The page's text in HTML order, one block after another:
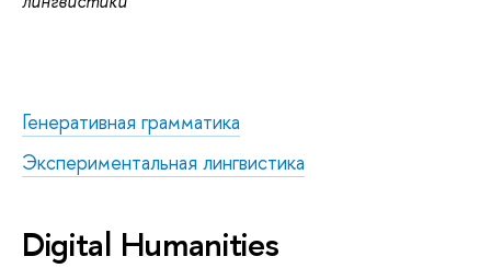
Генеративная грамматика
Экспериментальная лингвистика
Digital Humanities